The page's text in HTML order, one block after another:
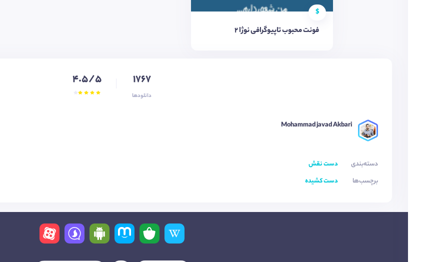
$
فونت محبوب تاپیوگرافی نوژا ۲
1767
دانلودها
4.5/5
Mohammad javad Akbari
دسته‌بندی
دست نقش
برچسب‌ها
دست کشیده